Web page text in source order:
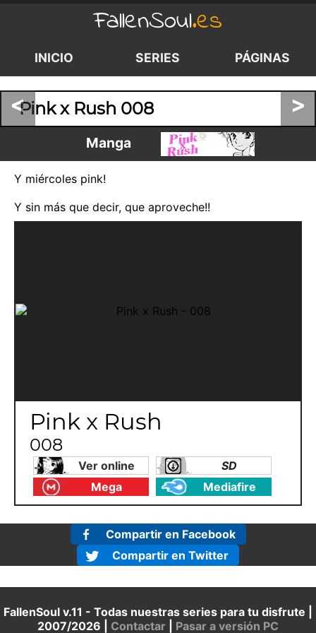
FallenSoul.es
INICIO SERIES PÁGINAS
< >
Pink x Rush 008
Manga
Y miércoles pink!
Y sin más que decir, que aproveche!!
Pink x Rush
008
Ver online
SD
Mega
Mediafire
Compartir en Facebook
Compartir en Twitter
FallenSoul v.11 - Todas nuestras series para tu disfrute |
2007/2026 | Contactar Pasar a versión PC